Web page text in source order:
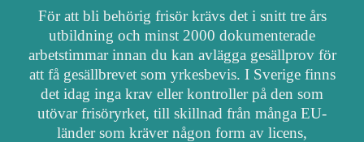
För att bli behörig frisör krävs det i snitt tre års
utbildning och minst 2000 dokumenterade
arbetstimmar innan du kan avlägga gesällprov för
att få gesällbrevet som yrkesbevis. I Sverige finns
det idag inga krav eller kontroller på den som
utövar frisöryrket, till skillnad från många EU-
länder som kräver någon form av licens,